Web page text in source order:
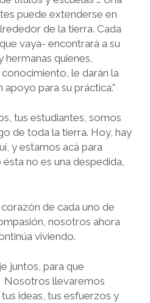
puede extenderse en
de la tierra. Cada
vaya- encontrará a su
hermanas quienes,
le darán la
para su práctica.”
tus estudiantes, somos
de toda la tierra. Hoy, hay
y estamos acá para
no es una despedida,
de cada uno de
nosotros ahora
viviendo.
juntos, para que
llevaremos
ideas, tus esfuerzos y